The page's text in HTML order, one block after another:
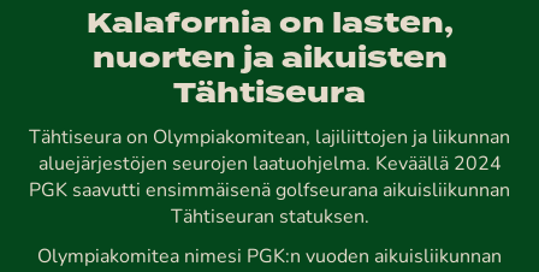
Kalafornia on lasten,
nuorten ja aikuisten
Tähtiseura
Tähtiseura on Olympiakomitean, lajiliittojen ja liikunnan
aluejärjestöjen seurojen laatuohjelma. Keväällä 2024
PGK saavutti ensimmäisenä golfseurana aikuisliikunnan
Tähtiseuran statuksen.
Olympiakomitea nimesi PGK:n vuoden aikuisliikunnan